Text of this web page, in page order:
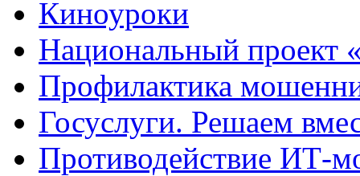
Киноуроки
Национальный проект
Профилактика
Госуслуги. Решаем
Противодействие ИТ-